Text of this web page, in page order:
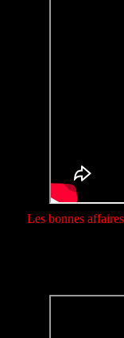
Les bonnes